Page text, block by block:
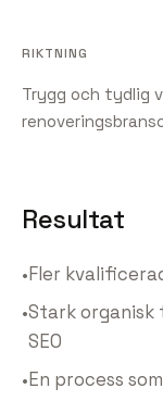
RIKTNING
Trygg och tydlig
Resultat
•Fler
•Stark organisk
SEO
•En process